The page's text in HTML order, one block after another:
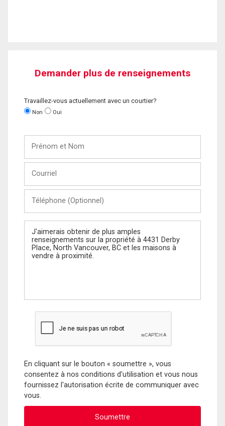
Demander plus de renseignements
Travaillez-vous actuellement avec un courtier?
Non Oui
Nom
(Optionnel)
Message
En cliquant sur le bouton « soumettre », vous
consentez à nos conditions d'utilisation et vous nous
fournissez l'autorisation écrite de communiquer avec
vous.